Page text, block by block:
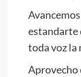
estandarte
toda voz la
Aprovecho